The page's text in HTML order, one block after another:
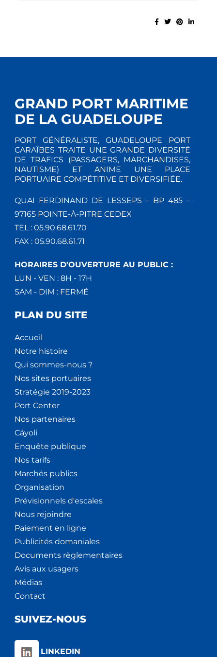
GRAND PORT MARITIME
DE LA GUADELOUPE
PORT GÉNÉRALISTE, GUADELOUPE PORT
CARAÏBES TRAITE UNE GRANDE DIVERSITÉ
DE TRAFICS (PASSAGERS, MARCHANDISES,
NAUTISME) ET ANIME UNE PLACE
PORTUAIRE COMPÉTITIVE ET DIVERSIFIÉE.
QUAI FERDINAND DE LESSEPS – BP 485 –
97165 POINTE-À-PITRE CEDEX
TEL : 05.90.68.61.70
FAX : 05.90.68.61.71
HORAIRES D'OUVERTURE AU PUBLIC :
LUN - VEN : 8H - 17H
SAM - DIM : FERMÉ
PLAN DU SITE
Accueil
Notre histoire
Qui sommes-nous ?
Nos sites portuaires
Stratégie 2019-2023
Port Center
Nos partenaires
Cáyoli
Enquête publique
Nos tarifs
Marchés publics
Organisation
Prévisionnels d'escales
Nous rejoindre
Paiement en ligne
Publicités domaniales
Documents règlementaires
Avis aux usagers
Médias
Contact
SUIVEZ-NOUS
LINKEDIN